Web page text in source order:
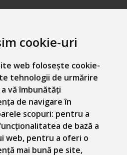
cookie-uri
web folosește cookie-
tehnologii de urmărire
vă îmbunătăți
de navigare în
scopuri: pentru a
de bază a
web, pentru a oferi o
mai bună pe site,
GDPR
100% prevederile GDPR.
mele personale